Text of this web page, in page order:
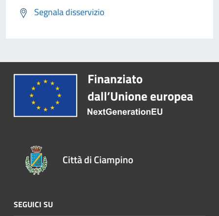
Segnala disservizio
Città di Ciampino
SEGUICI SU